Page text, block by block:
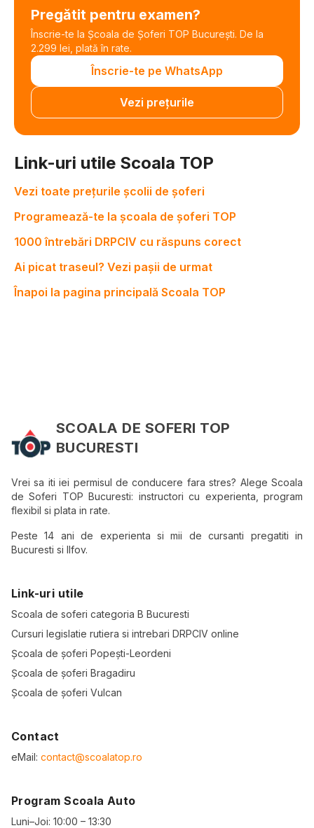
Pregătit pentru examen?
Înscrie-te la Școala de Șoferi TOP București. De la
2.299 lei, plată în rate.
Înscrie-te pe WhatsApp
Vezi prețurile
Link-uri utile Scoala TOP
Vezi toate prețurile școlii de șoferi
Programează-te la școala de șoferi TOP
1000 întrebări DRPCIV cu răspuns corect
Ai picat traseul? Vezi pașii de urmat
Înapoi la pagina principală Scoala TOP
SCOALA DE SOFERI TOP
BUCURESTI
Vrei sa iti iei permisul de conducere fara stres? Alege Scoala
de Soferi TOP Bucuresti: instructori cu experienta, program
flexibil si plata in rate.
Peste 14 ani de experienta si mii de cursanti pregatiti in
Bucuresti si Ilfov.
Link-uri utile
Scoala de soferi categoria B Bucuresti
Cursuri legislatie rutiera si intrebari DRPCIV online
Școala de șoferi Popești-Leordeni
Școala de șoferi Bragadiru
Școala de șoferi Vulcan
Contact
eMail: contact@scoalatop.ro
Program Scoala Auto
Luni–Joi: 10:00 – 13:30